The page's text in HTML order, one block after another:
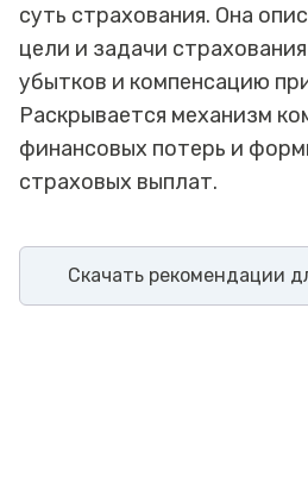
суть страхования. Она
цели и задачи
убытков и компенсацию
Раскрывается механизм
финансовых потерь и
страховых выплат.
Скачать рекомендации